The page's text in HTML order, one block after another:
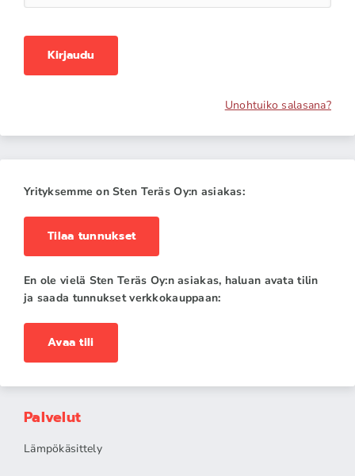
Kirjaudu
Unohtuiko salasana?
Yrityksemme on Sten Teräs Oy:n asiakas:
Tilaa tunnukset
En ole vielä Sten Teräs Oy:n asiakas, haluan avata tilin
ja saada tunnukset verkkokauppaan:
Avaa tili
Palvelut
Lämpökäsittely